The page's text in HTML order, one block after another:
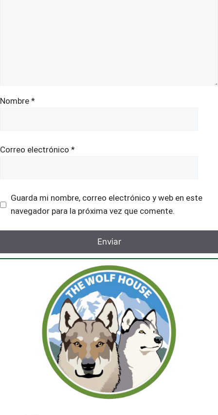
Nombre *
Correo electrónico *
Guarda mi nombre, correo electrónico y web en este
navegador para la próxima vez que comente.